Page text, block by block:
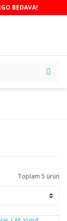
BEDAVA!
Toplam 5 ürün